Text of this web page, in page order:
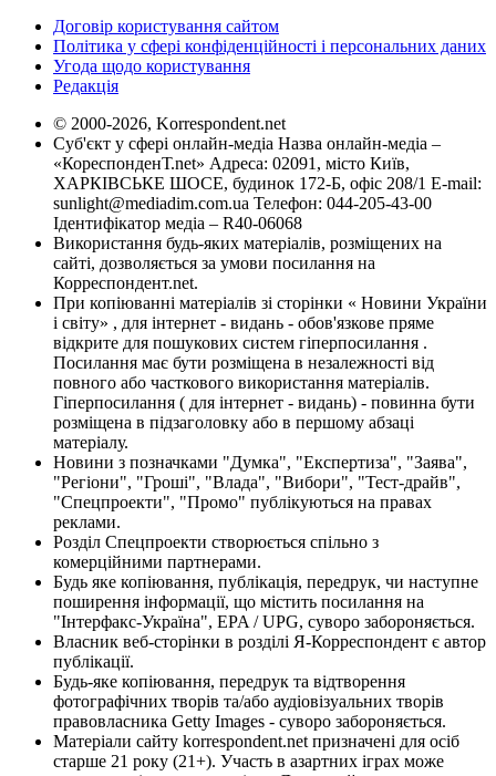
Договір користування сайтом
Політика у сфері конфіденційності і персональних даних
Угода щодо користування
Редакція
© 2000-2026, Korrespondent.net
Суб'єкт у сфері онлайн-медіа Назва онлайн-медіа –
«КореспонденТ.net» Адреса: 02091, місто Київ,
ХАРКІВСЬКЕ ШОСЕ, будинок 172-Б, офіс 208/1 E-mail:
sunlight@mediadim.com.ua Телефон: 044-205-43-00
Ідентифікатор медіа – R40-06068
Використання будь-яких матеріалів, розміщених на
сайті, дозволяється за умови посилання на
Корреспондент.net.
При копіюванні матеріалів зі сторінки « Новини України
і світу» , для інтернет - видань - обов'язкове пряме
відкрите для пошукових систем гіперпосилання .
Посилання має бути розміщена в незалежності від
повного або часткового використання матеріалів.
Гіперпосилання ( для інтернет - видань) - повинна бути
розміщена в підзаголовку або в першому абзаці
матеріалу.
Новини з позначками "Думка", "Експертиза", "Заява",
"Регіони", "Гроші", "Влада", "Вибори", "Тест-драйв",
"Спецпроекти", "Промо" публікуються на правах
реклами.
Розділ Спецпроекти створюється спільно з
комерційними партнерами.
Будь яке копіювання, публікація, передрук, чи наступне
поширення інформації, що містить посилання на
"Інтерфакс-Україна", EPA / UPG, суворо забороняється.
Власник веб-сторінки в розділі Я-Корреспондент є автор
публікації.
Будь-яке копіювання, передрук та відтворення
фотографічних творів та/або аудіовізуальних творів
правовласника Getty Images - суворо забороняється.
Матеріали сайту korrespondent.net призначені для осіб
старше 21 року (21+). Участь в азартних іграх може